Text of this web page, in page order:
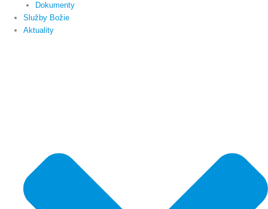
Dokumenty
Služby Božie
Aktuality